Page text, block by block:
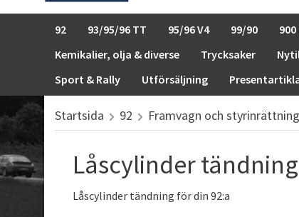
92 93/95/96 TT 95/96 V4 99/90
Kemikalier, olja & diverse
Trycksaker
Sport & Rally
Utförsäljning
Startsida 92 Framvagn och styrinrättning
Låscylinder tändning
Låscylinder tändning för din 92:a